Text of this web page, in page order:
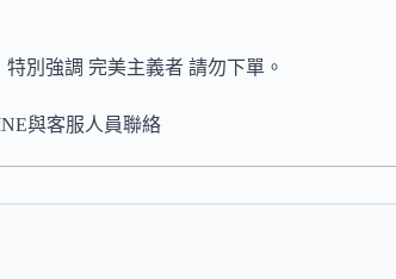
別強調 完美主義者 請勿下單。
與客服人員聯絡